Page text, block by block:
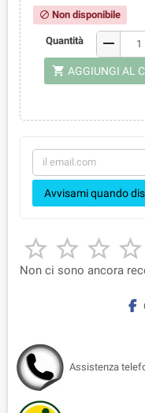
block Non disponibile
Quantità remove
shopping_cart AGGIUNGI AL
Avvisami quando
   
Non ci sono ancora
Assistenza